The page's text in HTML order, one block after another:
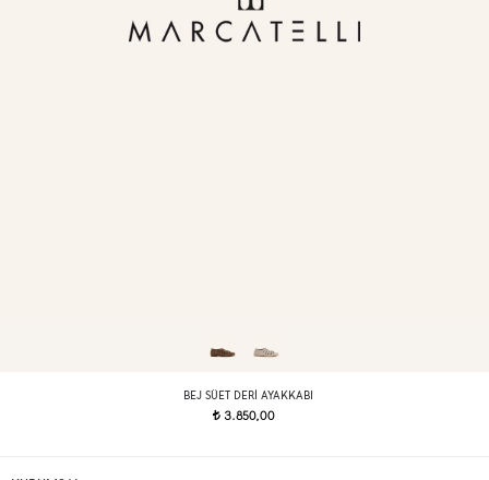
BEJ SÜET DERI AYAKKABI
t3.850,00